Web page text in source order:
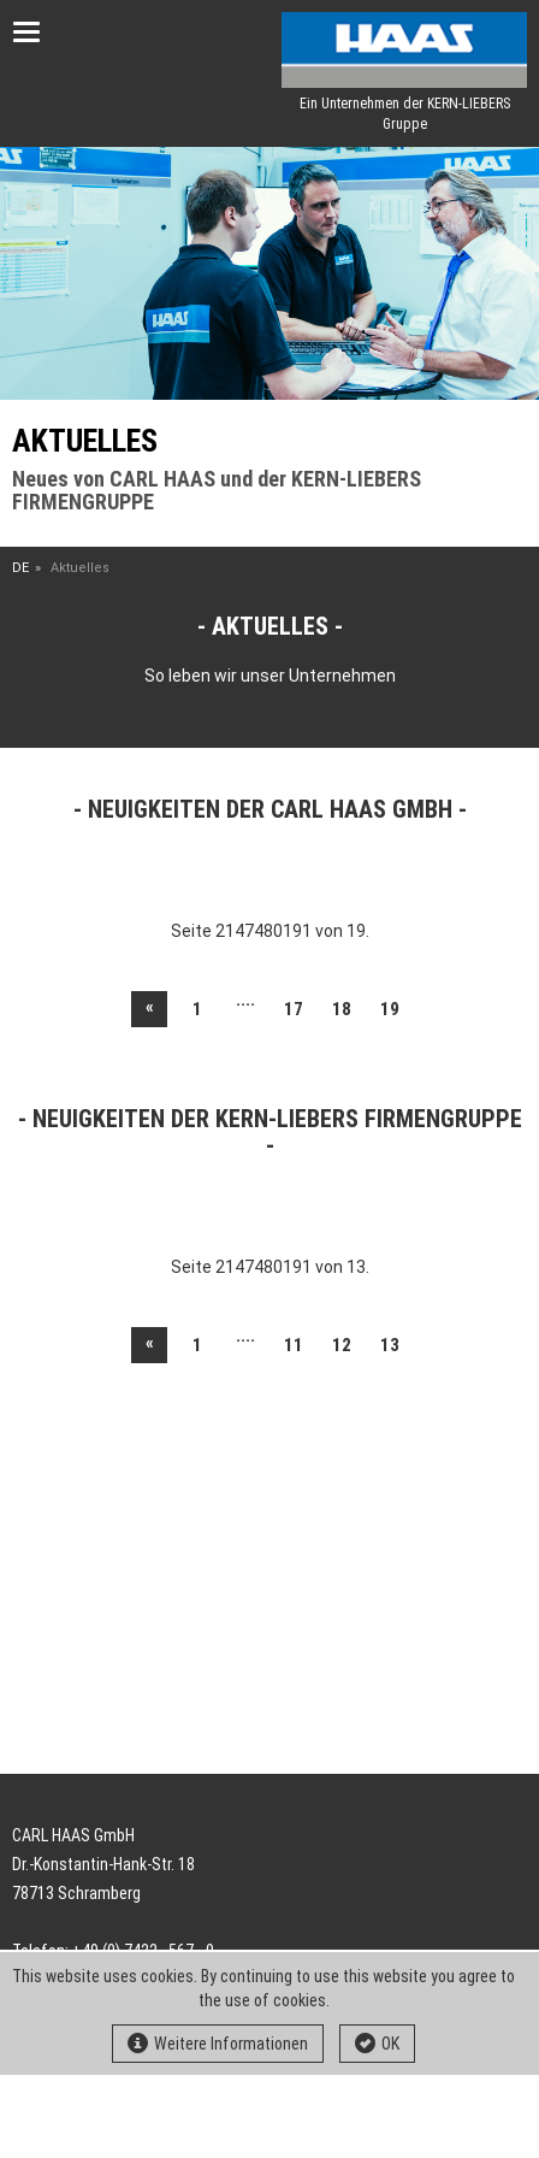
Toggle
Ein Unternehmen der KERN-LIEBERS
Gruppe
AKTUELLES
Neues von CARL HAAS und der KERN-LIEBERS
FIRMENGRUPPE
DE Aktuelles
AKTUELLES
So leben wir unser Unternehmen
NEUIGKEITEN DER CARL HAAS GMBH
Seite 2147480191 von 19.
« 1 .... 17 18 19
NEUIGKEITEN DER KERN-LIEBERS FIRMENGRUPPE
Seite 2147480191 von 13.
« 1 .... 11 12 13
CARL HAAS GmbH
Dr.-Konstantin-Hank-Str. 18
78713 Schramberg
Telefon: +49 (0) 7422 . 567 - 0
Telefax: +49 (0) 7422 . 567 - 239
info-ch@kern-liebers.com
This website uses cookies. By continuing to use this website you agree to
the use of cookies.
Weitere Informationen OK